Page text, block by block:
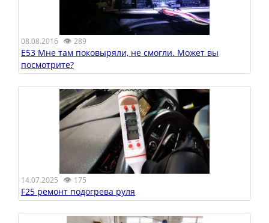
08.08.2016 👁 289
E53 Мне там поковыряли, не смогли. Может вы
посмотрите?
14.07.2025 👁 175
F25 ремонт подогрева руля